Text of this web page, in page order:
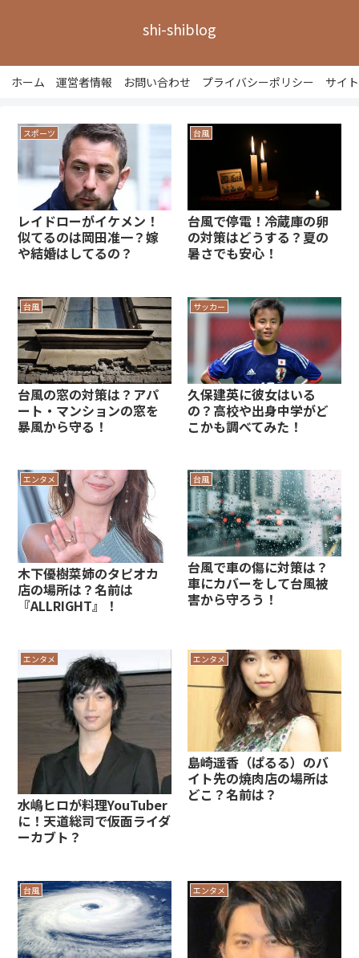
shi-shiblog
ホーム 運営者情報 お問い合わせ プライバシーポリシー サイ
スポーツ
レイドローがイケメン！
似てるのは岡田准一？嫁
や結婚はしてるの？
台風
台風で停電！冷蔵庫の卵
の対策はどうする？夏の
暑さでも安心！
台風
台風の窓の対策は？アパ
ート・マンションの窓を
暴風から守る！
サッカー
久保建英に彼女はいる
の？高校や出身中学がど
こかも調べてみた！
エンタメ
木下優樹菜姉のタピオカ
店の場所は？名前は
『ALLRIGHT』！
台風
台風で車の傷に対策は？
車にカバーをして台風被
害から守ろう！
エンタメ
水嶋ヒロが料理YouTuber
に！天道総司で仮面ライダ
ーカブト？
エンタメ
島崎遥香（ぱるる）のバ
イト先の焼肉店の場所は
どこ？名前は？
台風 エンタメ